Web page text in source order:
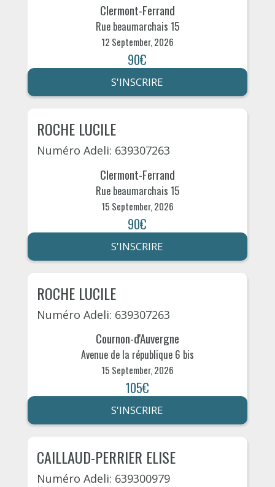
Clermont-Ferrand
Rue beaumarchais 15
12 September, 2026
90€
S'INSCRIRE
ROCHE LUCILE
Numéro Adeli: 639307263
Clermont-Ferrand
Rue beaumarchais 15
15 September, 2026
90€
S'INSCRIRE
ROCHE LUCILE
Numéro Adeli: 639307263
Cournon-d'Auvergne
Avenue de la république 6 bis
15 September, 2026
105€
S'INSCRIRE
CAILLAUD-PERRIER ELISE
Numéro Adeli: 639300979